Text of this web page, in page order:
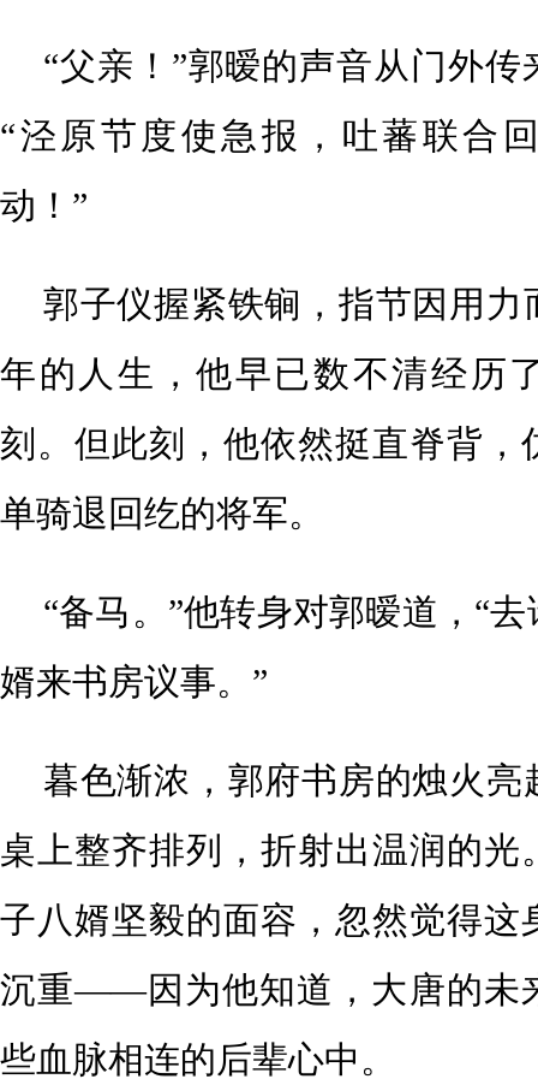
“父亲！”郭暧的声音从门外传
“泾原节度使急报，吐蕃联合
动！”
郭子仪握紧铁锏，指节因用力
年的人生，他早已数不清经历
刻。但此刻，他依然挺直脊背，
单骑退回纥的将军。
“备马。”他转身对郭暧道，“
婿来书房议事。”
暮色渐浓，郭府书房的烛火亮
桌上整齐排列，折射出温润的光
子八婿坚毅的面容，忽然觉得这
沉重——因为他知道，大唐的未
些血脉相连的后辈心中。